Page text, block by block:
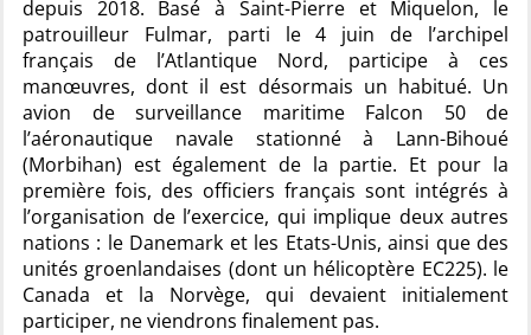
depuis 2018. Basé à Saint-Pierre et Miquelon, le
patrouilleur Fulmar, parti le 4 juin de l’archipel
français de l’Atlantique Nord, participe à ces
manœuvres, dont il est désormais un habitué. Un
avion de surveillance maritime Falcon 50 de
l’aéronautique navale stationné à Lann-Bihoué
(Morbihan) est également de la partie. Et pour la
première fois, des officiers français sont intégrés à
l’organisation de l’exercice, qui implique deux autres
nations : le Danemark et les Etats-Unis, ainsi que des
unités groenlandaises (dont un hélicoptère EC225). le
Canada et la Norvège, qui devaient initialement
participer, ne viendrons finalement pas.